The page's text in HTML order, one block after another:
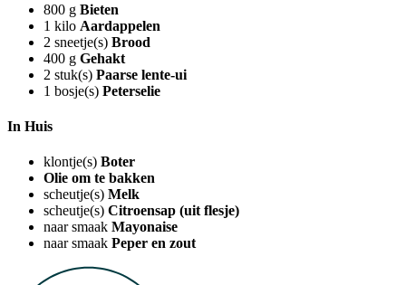
800 g Bieten
1 kilo Aardappelen
2 sneetje(s) Brood
400 g Gehakt
2 stuk(s) Paarse lente-ui
1 bosje(s) Peterselie
In Huis
klontje(s) Boter
Olie om te bakken
scheutje(s) Melk
scheutje(s) Citroensap (uit flesje)
naar smaak Mayonaise
naar smaak Peper en zout